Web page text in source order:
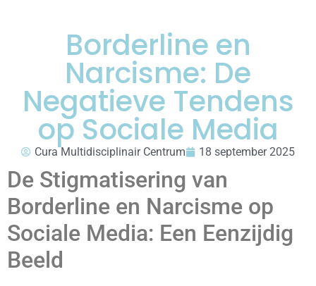
Borderline en
Narcisme: De
Negatieve Tendens
op Sociale Media
Cura Multidisciplinair Centrum 18 september 2025
De Stigmatisering van
Borderline en Narcisme op
Sociale Media: Een Eenzijdig
Beeld